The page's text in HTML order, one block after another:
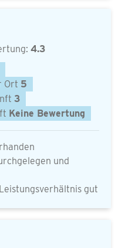
4.3
Ort 5
3
Keine Bewertung
und
gut